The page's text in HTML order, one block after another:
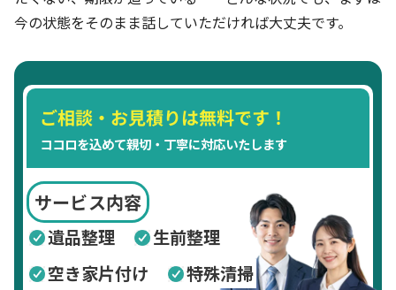
今の状態をそのまま話していただければ大丈夫です。
ご相談・お見積りは無料です！
ココロを込めて親切・丁寧に対応いたします
サービス内容
遺品整理
生前整理
空き家片付け
特殊清掃